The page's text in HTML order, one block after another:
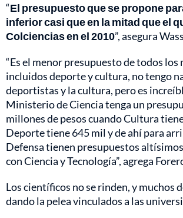
“El presupuesto que se propone
inferior casi que en la mitad que el
Colciencias en el 2010”, asegura
“Es el menor presupuesto de todos
incluidos deporte y cultura, no tengo
deportistas y la cultura, pero es
Ministerio de Ciencia tenga un
millones de pesos cuando Cultura
Deporte tiene 645 mil y de ahí para
Defensa tienen presupuestos
con Ciencia y Tecnología”, agrega
Los científicos no se rinden, y muchos
dando la pelea vinculados a las